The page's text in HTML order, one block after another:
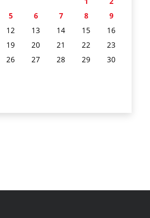
5 6 7 8
9
12 13 14 15
16
19 20 21 22
23
26 27 28 29
30